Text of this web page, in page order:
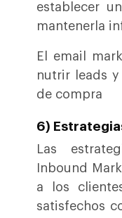
establecer
mantenerla
El email
nutrir leads
de compra
6)
Las
Inbound
a los
satisfechos